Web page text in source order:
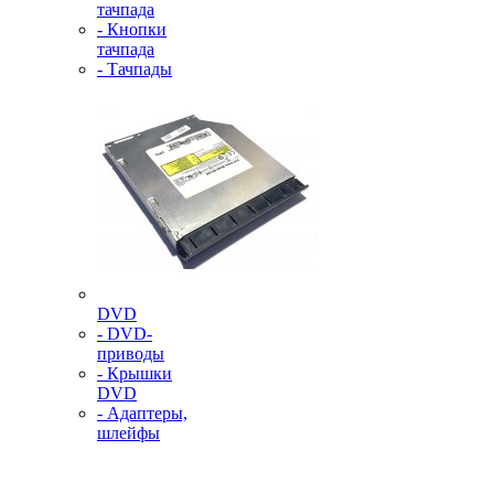
тачпада
- Кнопки
тачпада
- Тачпады
DVD
- DVD-
приводы
- Крышки
DVD
- Адаптеры,
шлейфы